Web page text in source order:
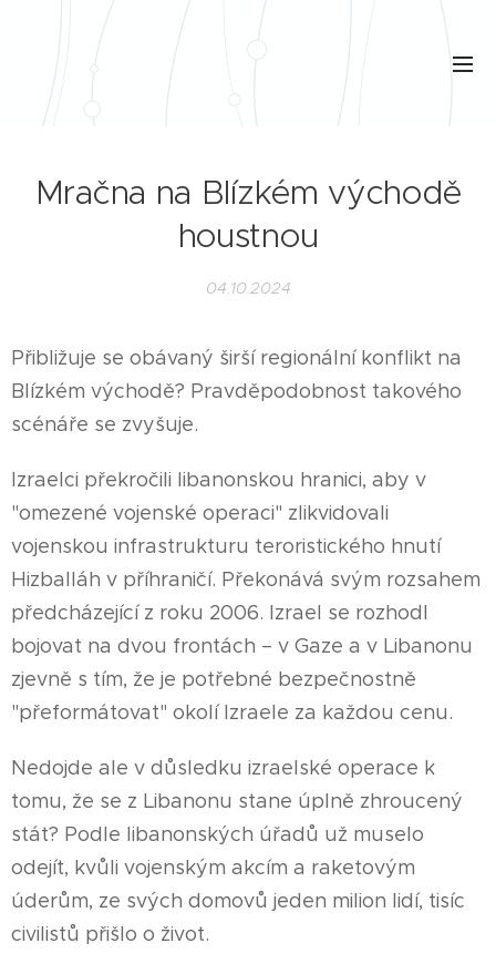
Mračna na Blízkém východě
houstnou
04.10.2024
Přibližuje se obávaný širší regionální konflikt na
Blízkém východě? Pravděpodobnost takového
scénáře se zvyšuje.
Izraelci překročili libanonskou hranici, aby v
"omezené vojenské operaci" zlikvidovali
vojenskou infrastrukturu teroristického hnutí
Hizballáh v příhraničí. Překonává svým rozsahem
předcházející z roku 2006. Izrael se rozhodl
bojovat na dvou frontách – v Gaze a v Libanonu
zjevně s tím, že je potřebné bezpečnostně
"přeformátovat" okolí Izraele za každou cenu.
Nedojde ale v důsledku izraelské operace k
tomu, že se z Libanonu stane úplně zhroucený
stát? Podle libanonských úřadů už muselo
odejít, kvůli vojenským akcím a raketovým
úderům, ze svých domovů jeden milion lidí, tisíc
civilistů přišlo o život.